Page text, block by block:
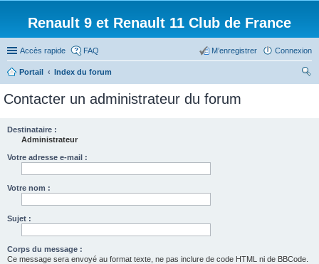
Renault 9 et Renault 11 Club de France
Accès rapide FAQ Connexion
M’enregistrer
Portail
Index du forum
Contacter un administrateur du forum
Destinataire :
Administrateur
Votre adresse e-mail :
Votre nom :
Sujet :
Corps du message :
Ce message sera envoyé au format texte, ne pas inclure de code HTML ni de BBCode.